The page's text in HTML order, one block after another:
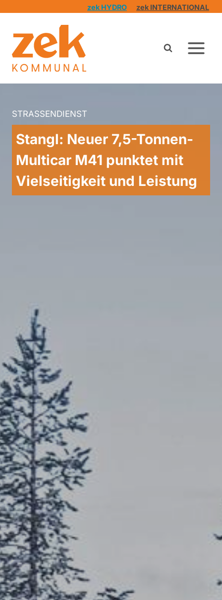
springen
zek HYDRO zek INTERNATIONAL
STRASSENDIENST
Stangl: Neuer 7,5-Tonnen-
Multicar M41 punktet mit
Vielseitigkeit und Leistung